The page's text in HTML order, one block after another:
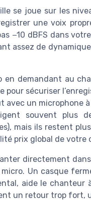
se joue sur les
une voix
−10 dBFS dans
assez de
en demandant au
pour sécuriser
avec un microphone
souvent plus
mais ils restent
prix global de votre
directement
Un casque
aide le
un retour trop